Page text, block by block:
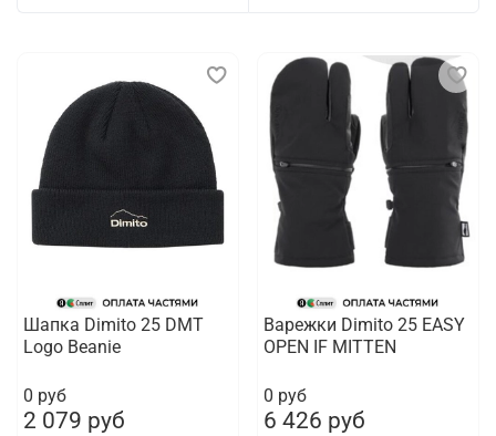
Шапка Dimito 25 DMT
Logo Beanie
0 руб
2 079 руб
Варежки Dimito 25 EASY
OPEN IF MITTEN
0 руб
6 426 руб